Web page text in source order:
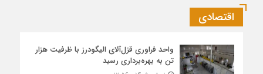
اقتصادی
واحد فراوری قزل‌آلای الیگودرز با ظرفیت هزار
تن به بهره‌برداری رسید